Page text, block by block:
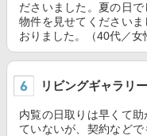
ださいました。夏の日
物件を見せてください
おりました。（40代／女
リビングギャラリー
内覧の日取りは早くて
ていないが、契約など